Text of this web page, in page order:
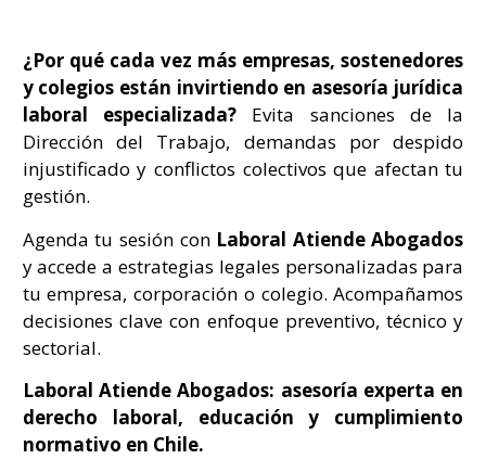
¿Por qué cada vez más empresas, sostenedores
y colegios están invirtiendo en asesoría jurídica
laboral especializada? Evita sanciones de la
Dirección del Trabajo, demandas por despido
injustificado y conflictos colectivos que afectan tu
gestión.
Agenda tu sesión con Laboral Atiende Abogados
y accede a estrategias legales personalizadas para
tu empresa, corporación o colegio. Acompañamos
decisiones clave con enfoque preventivo, técnico y
sectorial.
Laboral Atiende Abogados: asesoría experta en
derecho laboral, educación y cumplimiento
normativo en Chile.